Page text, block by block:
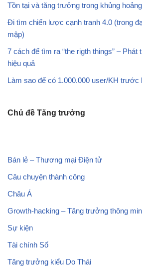
Tồn tại và tăng trưởng trong khủng hoảng
Đi tìm chiến lược cạnh tranh 4.0 (trong
mập)
7 cách để tìm ra “the rigth things” –
hiệu quả
Làm sao để có 1.000.000 user/KH trước
Chủ đề Tăng trưởng
Bán lẻ – Thương mại Điện tử
Câu chuyện thành công
Châu Á
Growth-hacking – Tăng trưởng thông
Sự kiện
Tài chính Số
Tăng trưởng kiểu Do Thái